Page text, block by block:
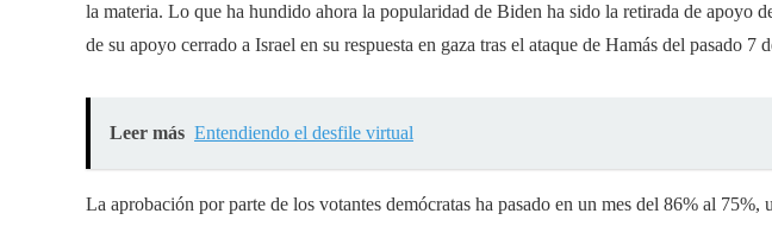
la materia. Lo que ha hundido ahora la popularidad de Biden ha sido la retirada de apoyo
de su apoyo cerrado a Israel en su respuesta en gaza tras el ataque de Hamás del pasado 7
Leer más Entendiendo el desfile virtual
La aprobación por parte de los votantes demócratas ha pasado en un mes del 86% al 75%,